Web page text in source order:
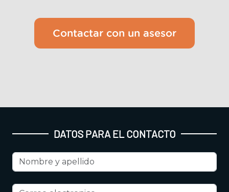
Contactar con un asesor
DATOS PARA EL CONTACTO
Nombre y apellido
Correo electrónico